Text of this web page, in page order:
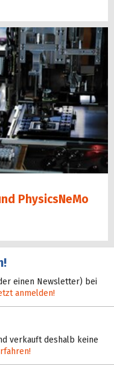
PhysicsNeMo
einen Newsletter) bei
anmelden!
verkauft deshalb keine